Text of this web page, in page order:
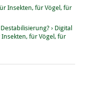
Insekten, für Vögel, für
› Digital
für Vögel, für